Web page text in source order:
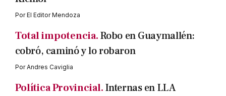
PorEl Editor Mendoza
Total impotencia.Robo en Guaymallén:
cobró, caminó y lo robaron
PorAndres Caviglia
Política Provincial.Internas en LLA